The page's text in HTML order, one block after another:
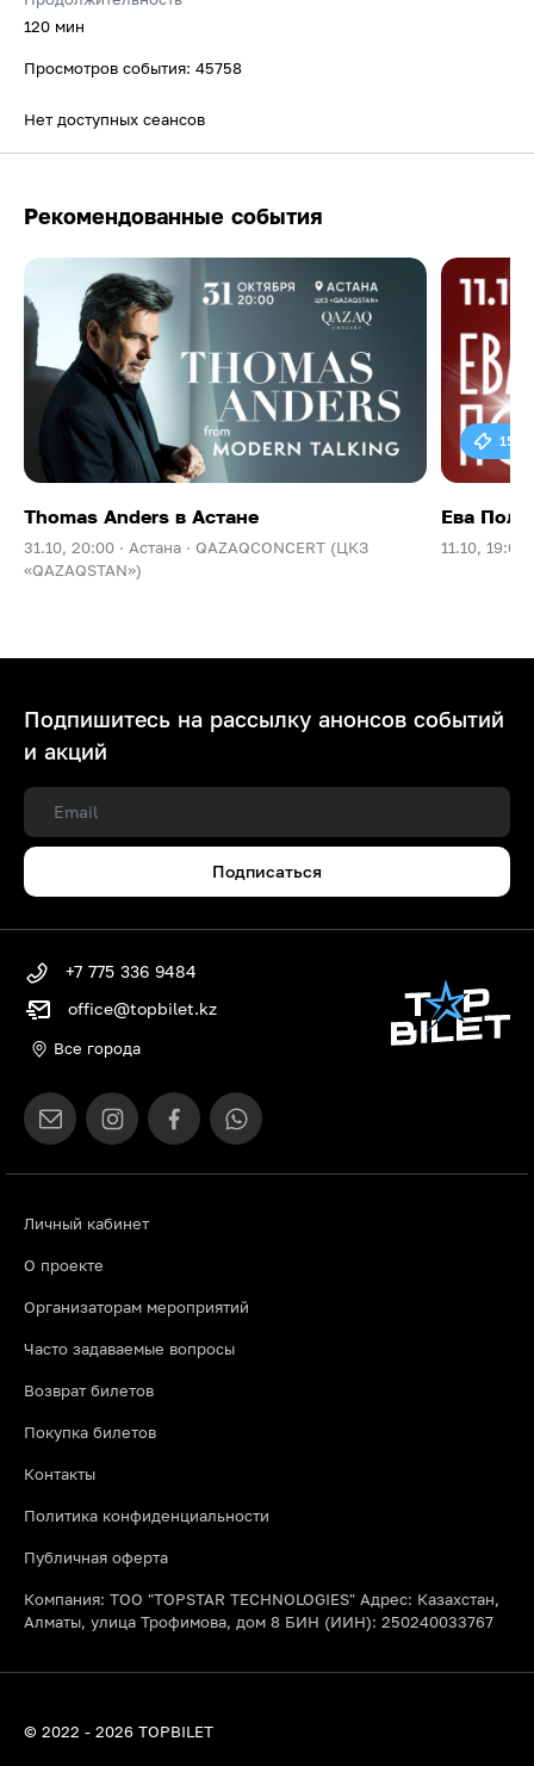
120 мин
Просмотров события: 45758
Нет доступных сеансов
Рекомендованные события
Thomas Anders в Астане
31.10, 20:00 · Астана · QAZAQCONCERT (ЦКЗ
«QAZAQSTAN»)
15
Ева
11.10, 19:00
Подпишитесь на рассылку анонсов событий
и акций
Подписаться
Личный кабинет
О проекте
Организаторам мероприятий
Часто задаваемые вопросы
Возврат билетов
Покупка билетов
Контакты
Политика конфиденциальности
Публичная оферта
Компания: ТОО "TOPSTAR TECHNOLOGIES" Адрес: Казахстан,
Алматы, улица Трофимова, дом 8 БИН (ИИН): 250240033767
+7 775 336 9484
office@topbilet.kz
Все города
© 2022 - 2026 TOPBILET